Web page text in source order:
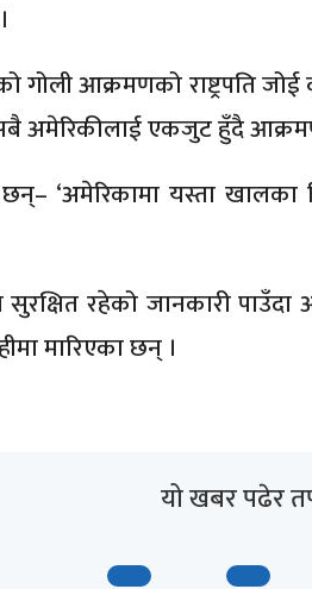
गोली आक्रमणको राष्ट्रपति
अमेरिकीलाई एकजुट हुँदै
‘अमेरिकामा यस्ता खालका
सुरक्षित रहेको जानकारी
मारिएका छन् ।
यो खबर पढेर